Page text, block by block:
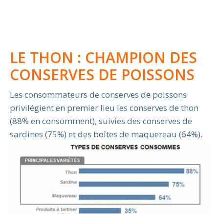
LE THON : CHAMPION DES
CONSERVES DE POISSONS
Les consommateurs de conserves de poissons
privilégient en premier lieu les conserves de thon
(88% en consomment), suivies des conserves de
sardines (75%) et des boîtes de maquereau (64%).